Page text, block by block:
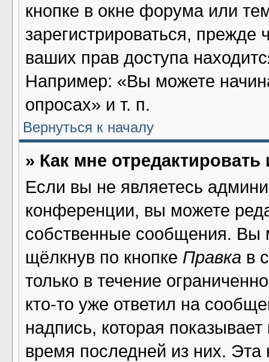
кнопке в окне форума или
зарегистрироваться,
ваших прав доступа
Например: «Вы можете
опросах» и т. п.
Вернуться к началу
» Как мне
Если вы не являетесь
конференции, вы можете
собственные сообщения. Вы
щёлкнув по кнопке Правка в
только в течение
кто-то уже ответил на
надпись, которая
время последней из них. Эта